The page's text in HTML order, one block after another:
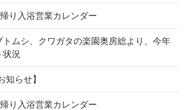
帰り入浴営業カレンダー
トムシ、クワガタの楽園奥房総より、今年
状況
知らせ】
帰り入浴営業カレンダー